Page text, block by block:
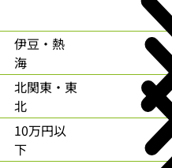
伊豆・熱
海
北関東・東
北
10万円以
下